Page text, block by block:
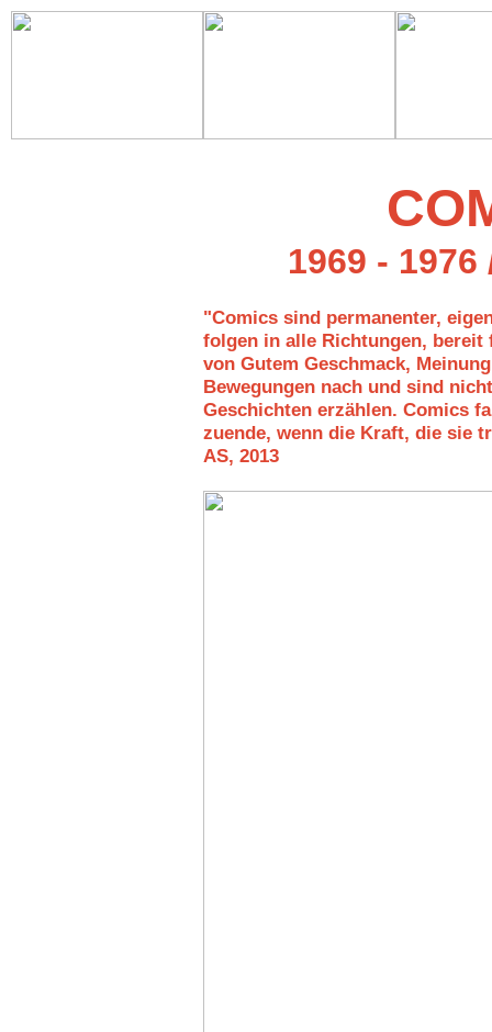
1969 - 1976
"Comics sind permanenter,
folgen in alle Richtungen,
von Gutem Geschmack,
Bewegungen nach und sind
Geschichten erzählen. Comics
zuende, wenn die Kraft, die sie
AS, 2013